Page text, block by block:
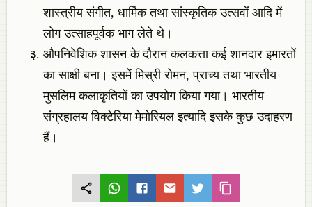
शास्त्रीय संगीत, धार्मिक तथा सांस्कृतिक उत्सवों आदि में
लोग उत्साहपूर्वक भाग लेते थे।
औपनिवेशिक शासन के दौरान कलकत्ता कई शानदार इमारतों
का साक्षी बना। इसमें मिस्री रोमन, प्राच्य तथा भारतीय
मुसलिम कलाकृतियों का उपयोग किया गया। भारतीय
संग्रहालय विक्टेरिया मेमोरियल इत्यादि इसके कुछ उदाहरण
हैं।